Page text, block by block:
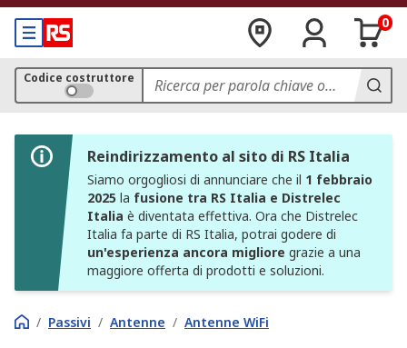
0
Codice costruttore
Reindirizzamento al sito di RS Italia
Siamo orgogliosi di annunciare che il 1 febbraio
2025 la fusione tra RS Italia e Distrelec
Italia è diventata effettiva. Ora che Distrelec
Italia fa parte di RS Italia, potrai godere di
un'esperienza ancora migliore grazie a una
maggiore offerta di prodotti e soluzioni.
/ Passivi / Antenne / Antenne WiFi